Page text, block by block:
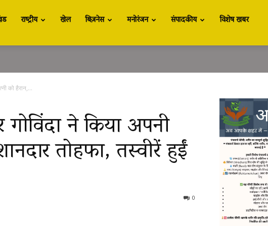
राष्ट्रीय खेल बिज़नेस मनोरंजन संपादकीय विशेष खबर
को हैरान,...
ने किया अपनी
तोहफा, तस्वीरें हुईं
0